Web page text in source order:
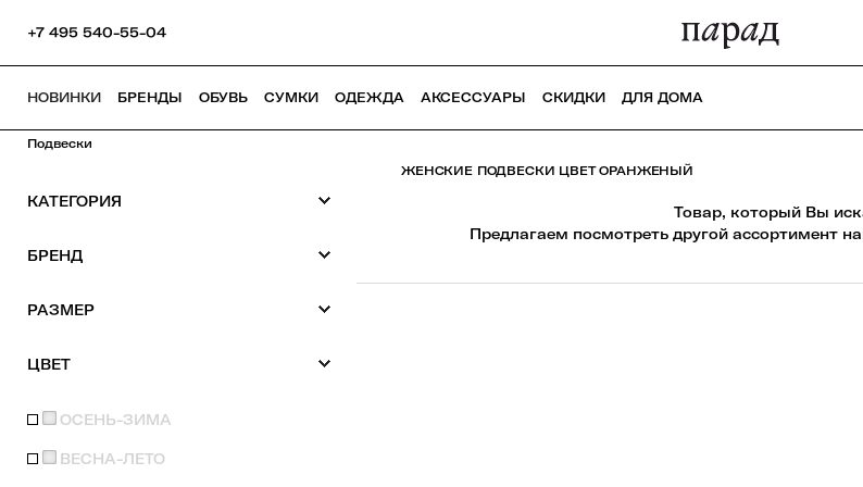
+7 495 540-55-04
НОВИНКИ БРЕНДЫ ОБУВЬ СУМКИ ОДЕЖДА АКСЕССУАРЫ СКИДКИ ДЛЯ ДОМА
Подвески
ЖЕНСКИЕ ПОДВЕСКИ ЦВЕТ ОРАНЖЕНЫЙ
КАТЕГОРИЯ
БРЕНД
РАЗМЕР
ЦВЕТ
ОСЕНЬ-ЗИМА
ВЕСНА-ЛЕТО
Товар, который Вы
Предлагаем посмотреть другой ассортимент